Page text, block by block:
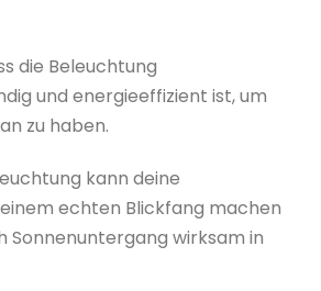
die Beleuchtung
und energieeffizient ist, um
zu haben.
kann deine
echten Blickfang machen
Sonnenuntergang wirksam in